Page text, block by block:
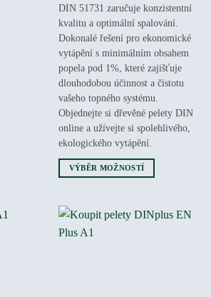
DIN 51731 zaručuje konzistentní
kvalitu a optimální spalování.
Dokonalé řešení pro ekonomické
vytápění s minimálním obsahem
popela pod 1%, které zajišťuje
dlouhodobou účinnost a čistotu
vašeho topného systému.
Objednejte si dřevěné pelety DIN
online a užívejte si spolehlivého,
ekologického vytápění.
VÝBĚR MOŽNOSTÍ
má
více